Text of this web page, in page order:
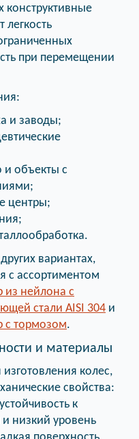
конструктивные
при перемещении
и заводы;
и объекты с
центры;
вариантах,
с ассортиментом
из нейлона с
стали AISI 304 и
с тормозом.
и материалы
колес,
свойства:
к
низкий уровень